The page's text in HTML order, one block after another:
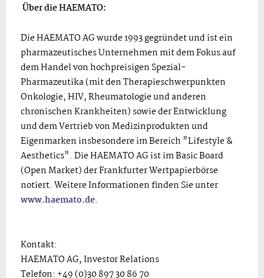
Über dieHAEMATO:
Die HAEMATO AG wurde 1993 gegründet und ist ein
pharmazeutisches Unternehmen mit dem Fokus auf
dem Handel von hochpreisigen Spezial-
Pharmazeutika (mit den Therapieschwerpunkten
Onkologie, HIV, Rheumatologie und anderen
chronischen Krankheiten) sowie der Entwicklung
und dem Vertrieb von Medizinprodukten und
Eigenmarken insbesondere im Bereich "Lifestyle &
Aesthetics". Die HAEMATO AG ist im Basic Board
(Open Market) der Frankfurter Wertpapierbörse
notiert. Weitere Informationen finden Sie unter
www.haemato.de.
Kontakt:
HAEMATO AG, Investor Relations
Telefon: +49 (0)30 897 30 86 70